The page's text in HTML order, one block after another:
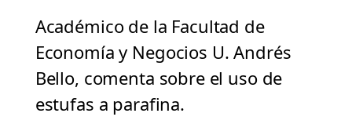
Académico de la Facultad de
Economía y Negocios U. Andrés
Bello, comenta sobre el uso de
estufas a parafina.